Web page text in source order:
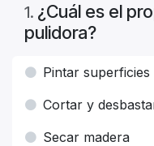
1. ¿Cuál es el
pulidora?
Pintar superficies
Cortar y
Secar madera